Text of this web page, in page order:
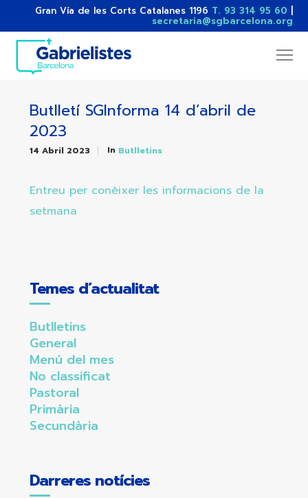
Gran Vía de les Corts Catalanes 1196 T. 93 314 95 60
secretaria@sgbarcelona.org
Butlletí SGInforma 14 d’abril de
2023
14 Abril 2023 In Butlletins
Entreu per conèixer les informacions de la
setmana
Temes d’actualitat
Butlletins
General
Menú del mes
No classificat
Pastoral
Primària
Secundària
Darreres notícies